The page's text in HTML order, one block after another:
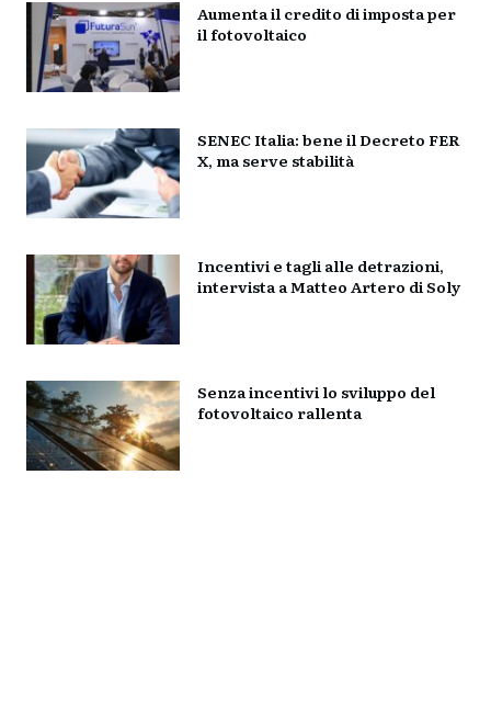
Aumenta il credito di imposta per
il fotovoltaico
SENEC Italia: bene il Decreto FER
X, ma serve stabilità
Incentivi e tagli alle detrazioni,
intervista a Matteo Artero di Soly
Senza incentivi lo sviluppo del
fotovoltaico rallenta